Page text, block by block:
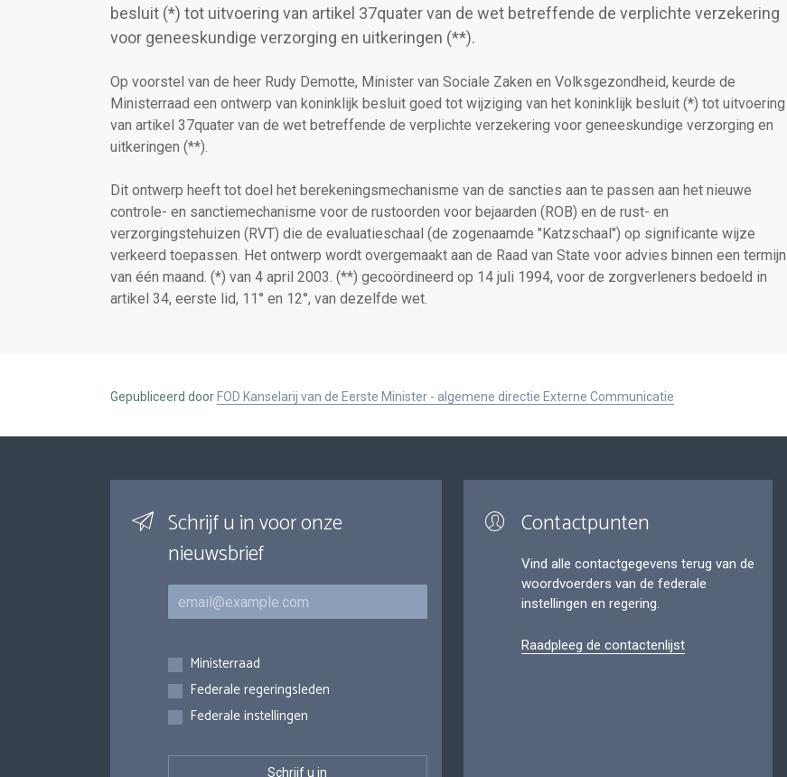
besluit (*) tot uitvoering van artikel 37quater van de wet betreffende de verplichte verzekering
voor geneeskundige verzorging en uitkeringen (**).
Op voorstel van de heer Rudy Demotte, Minister van Sociale Zaken en Volksgezondheid, keurde de
Ministerraad een ontwerp van koninklijk besluit goed tot wijziging van het koninklijk besluit (*) tot uitvoering
van artikel 37quater van de wet betreffende de verplichte verzekering voor geneeskundige verzorging en
uitkeringen (**).
Dit ontwerp heeft tot doel het berekeningsmechanisme van de sancties aan te passen aan het nieuwe
controle- en sanctiemechanisme voor de rustoorden voor bejaarden (ROB) en de rust- en
verzorgingstehuizen (RVT) die de evaluatieschaal (de zogenaamde "Katzschaal") op significante wijze
verkeerd toepassen. Het ontwerp wordt overgemaakt aan de Raad van State voor advies binnen een termijn
van één maand. (*) van 4 april 2003. (**) gecoördineerd op 14 juli 1994, voor de zorgverleners bedoeld in
artikel 34, eerste lid, 11° en 12°, van dezelfde wet.
Gepubliceerd door FOD Kanselarij van de Eerste Minister - algemene directie Externe Communicatie
Schrijf u in voor onze
nieuwsbrief
E-mail
Inschrijvingen
Ministerraad
Federale regeringsleden
Federale instellingen
Contactpunten
Vind alle contactgegevens terug van de
woordvoerders van de federale
instellingen en regering.
Raadpleeg de contactenlijst